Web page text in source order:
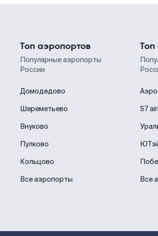
Топ аэропортов
Популярные аэропорты
России
Домодедово
Шереметьево
Внуково
Пулково
Кольцово
Все аэропорты
S7
Все